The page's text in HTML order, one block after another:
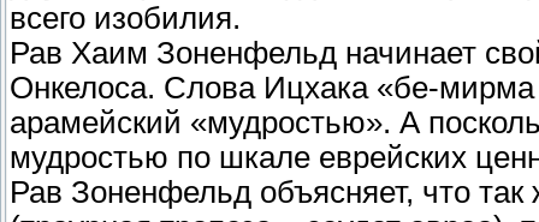
всего изобилия.
Рав Хаим Зоненфельд начинает
Онкелоса. Слова Ицхака «бе-
арамейский «мудростью». А
мудростью по шкале еврейских
Рав Зоненфельд объясняет, что